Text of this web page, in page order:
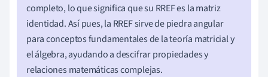
completo, lo que significa que su RREF es la matriz
identidad. Así pues, la RREF sirve de piedra angular
para conceptos fundamentales de la teoría matricial y
el álgebra, ayudando a descifrar propiedades y
relaciones matemáticas complejas.